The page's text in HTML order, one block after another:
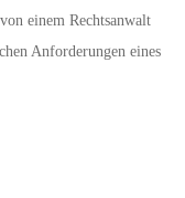
einem Rechtsanwalt
Anforderungen eines